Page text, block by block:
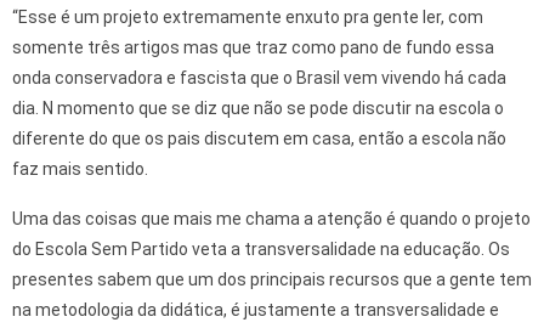
“Esse é um projeto extremamente enxuto pra gente ler, com
somente três artigos mas que traz como pano de fundo essa
onda conservadora e fascista que o Brasil vem vivendo há cada
dia. N momento que se diz que não se pode discutir na escola o
diferente do que os pais discutem em casa, então a escola não
faz mais sentido.
Uma das coisas que mais me chama a atenção é quando o projeto
do Escola Sem Partido veta a transversalidade na educação. Os
presentes sabem que um dos principais recursos que a gente tem
na metodologia da didática, é justamente a transversalidade e